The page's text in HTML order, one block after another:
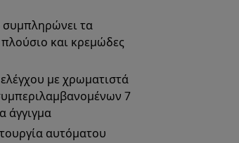
συμπληρώνει τα
και κρεμώδες
με χρωματιστά
7
άγγιγμα
αυτόματου